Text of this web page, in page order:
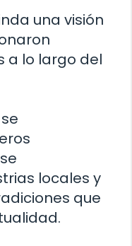
una visión
a lo largo del
locales y
que